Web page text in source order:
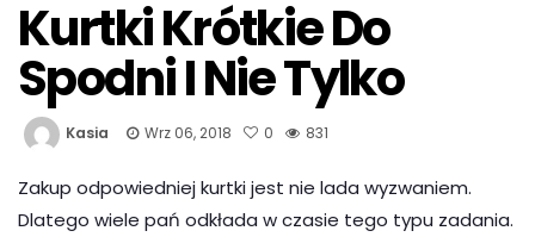
Kurtki Krótkie Do
Spodni I Nie Tylko
Kasia Wrz 06, 2018 0 831
Zakup odpowiedniej kurtki jest nie lada wyzwaniem.
Dlatego wiele pań odkłada w czasie tego typu zadania.